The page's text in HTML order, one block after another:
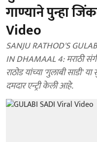
गाण्याने पुन्हा
Video
SANJU RATHOD'S
IN DHAMAAL 4: मराठी
राठोड यांच्या 'गुलाबी साडी'
दमदार एन्ट्री केली आहे.